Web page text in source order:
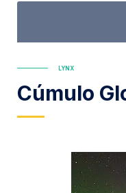
LYNX
Cúmulo